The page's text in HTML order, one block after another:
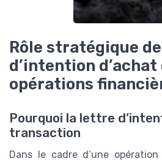
Rôle stratégique
d’intention d’achat
opérations
Pourquoi la lettre
transaction
Dans le cadre d’une